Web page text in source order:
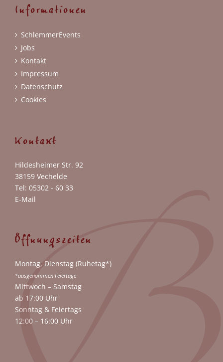
Informationen
SchlemmerEvents
Jobs
Kontakt
Impressum
Datenschutz
Cookies
Kontakt
Hildesheimer Str. 92
38159 Vechelde
Tel: 05302 - 60 33
E-Mail
Öffnungszeiten
Montag, Dienstag (Ruhetag*)
*ausgenommen Feiertage
Mittwoch – Samstag
ab 17:00 Uhr
Sonntag & Feiertags
12:00 – 16:00 Uhr